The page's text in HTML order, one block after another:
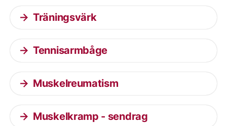
Träningsvärk
Tennisarmbåge
Muskelreumatism
Muskelkramp - sendrag